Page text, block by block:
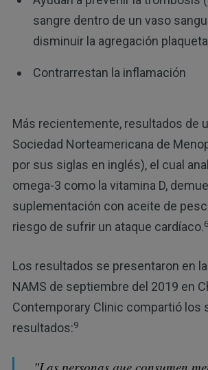
sangre dentro de un vaso
disminuir la agregación
Contrarrestan la inflamación
Más recientemente, resultados de
Sociedad Norteamericana de
por sus siglas en inglés), el cual
omega-3 como la vitamina D,
suplementación con aceite de
riesgo de sufrir un ataque cardíaco.
Los resultados se presentaron en
NAMS de septiembre del 2019 en
Contemporary Clinic compartió los
resultados:9